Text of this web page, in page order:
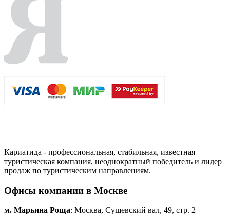
Кариатида - профессиональная, стабильная, известная
туристическая компания, неоднократный победитель и лидер
продаж по туристическим направлениям.
Офисы компании в Москве
м. Марьина Роща: Москва, Сущевский вал, 49, стр. 2